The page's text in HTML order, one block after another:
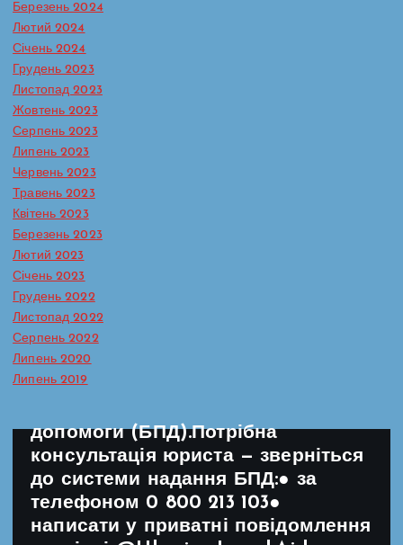
Березень 2024
Лютий 2024
Січень 2024
Грудень 2023
Листопад 2023
Жовтень 2023
Серпень 2023
Липень 2023
Червень 2023
Травень 2023
Квітень 2023
Березень 2023
Лютий 2023
Січень 2023
Грудень 2022
Листопад 2022
Серпень 2022
Липень 2020
Липень 2019
поводження з дітьми
Сторінка практичного психолога
Кожна дитина має право на захист
— і вдома, і в школі, і в будь-якому
середовищі, де вона зростає. Та,
на жаль, саме ці середовища іноді
стають джерелом болю. Домашнє
насильство і булінг (цькування) —
різні за формою, але подібні за
наслідками: обидва руйнують
базове відчуття безпеки, якого
дитина гостро потребує для
нормального розвитку. Як
розпізнати, що дитина потерпає
від насильства або булінгу, та як
діяти, щоб їй допомогти — у
картках, підготовлених системою
допомоги (БПД).Потрібна
консультація юриста — зверніться
до системи надання БПД:● за
телефоном 0 800 213 103●
написати у приватні повідомлення